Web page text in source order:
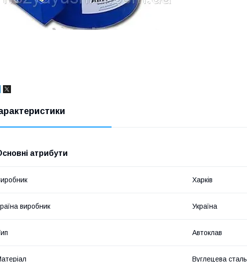
атрибути
Харків
виробник Україна
Автоклав
Вуглецева сталь